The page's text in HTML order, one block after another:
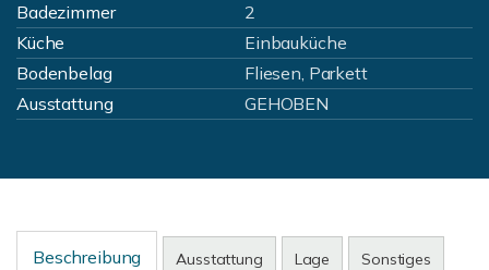
Badezimmer
2
Küche
Einbauküche
Bodenbelag
Fliesen, Parkett
Ausstattung
GEHOBEN
Beschreibung Ausstattung Lage Sonstiges